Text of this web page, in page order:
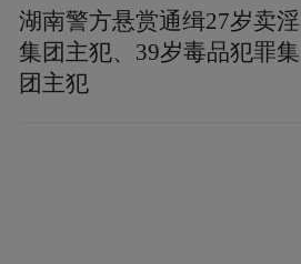
湖南警方悬赏通缉27岁卖淫
集团主犯、39岁毒品犯罪集
团主犯